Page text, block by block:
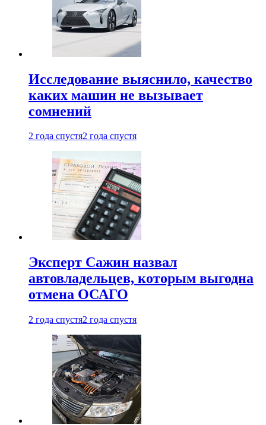
Исследование выяснило, качество
каких машин не вызывает
сомнений
2 года спустя2 года спустя
Эксперт Сажин назвал
автовладельцев, которым выгодна
отмена ОСАГО
2 года спустя2 года спустя